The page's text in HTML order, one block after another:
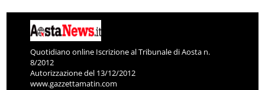
Quotidiano online Iscrizione al Tribunale di Aosta n.
8/2012
Autorizzazione del 13/12/2012
www.gazzettamatin.com